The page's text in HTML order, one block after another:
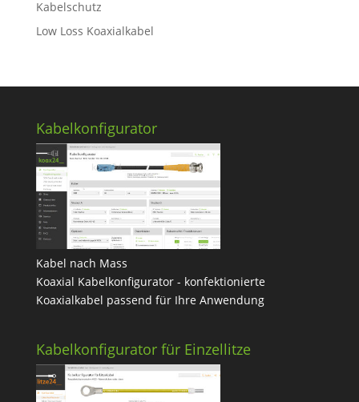
Kabelschutz
Low Loss Koaxialkabel
Kabelkonfigurator
Kabel nach Mass
Koaxial Kabelkonfigurator - konfektionierte
Koaxialkabel passend für Ihre Anwendung
Kabelkonfigurator für Einzellitze